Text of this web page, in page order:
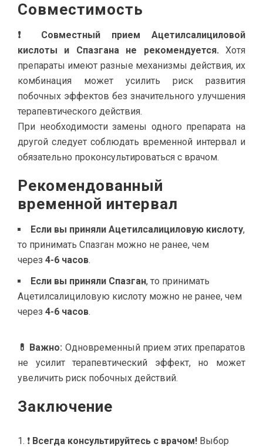
Совместимость
❗ Совместный прием Ацетилсалициловой
кислоты и Спазгана не рекомендуется. Хотя
препараты имеют разные механизмы действия, их
комбинация может усилить риск развития
побочных эффектов без значительного улучшения
терапевтического действия.
При необходимости замены одного препарата на
другой следует соблюдать временной интервал и
обязательно проконсультироваться с врачом.
Рекомендованный
временной интервал
Если вы приняли Ацетилсалициловую кислоту,
то принимать Спазган можно не ранее, чем
через 4-6 часов.
Если вы приняли Спазган, то принимать
Ацетилсалициловую кислоту можно не ранее, чем
через 4-6 часов.
💊 Важно: Одновременный прием этих препаратов
не усилит терапевтический эффект, но может
увеличить риск побочных действий.
Заключение
❗ Всегда консультируйтесь с врачом! Выбор